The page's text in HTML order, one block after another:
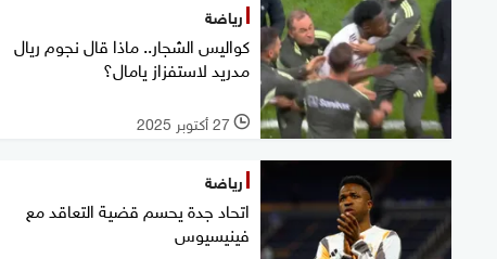
رياضة
كواليس الشجار.. ماذا قال نجوم ريال
مدريد لاستفزاز يامال؟
l 27 أكتوبر 2025
رياضة
اتحاد جدة يحسم قضية التعاقد مع
فينيسيوس